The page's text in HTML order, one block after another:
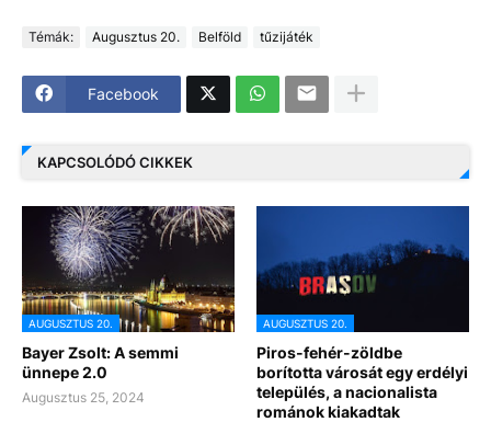
Témák: Augusztus 20. Belföld tűzijáték
Facebook
KAPCSOLÓDÓ CIKKEK
AUGUSZTUS 20.
Bayer Zsolt: A semmi
ünnepe 2.0
Augusztus 25, 2024
AUGUSZTUS 20.
Piros-fehér-zöldbe
borította városát egy erdélyi
település, a nacionalista
románok kiakadtak